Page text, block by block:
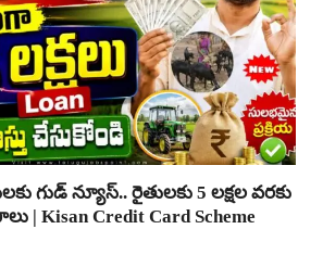
గుడ్ న్యూస్.. రైతులకు 5 లక్షల వరకు
| Kisan Credit Card Scheme